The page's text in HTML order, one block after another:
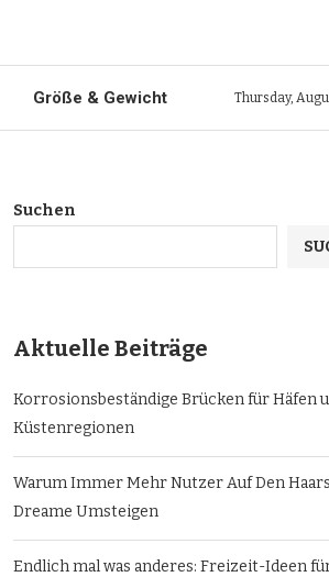
Größe & Gewicht Thursday,
Suchen
Aktuelle Beiträge
Korrosionsbeständige Brücken für Häfen
Küstenregionen
Warum Immer Mehr Nutzer Auf Den
Dreame Umsteigen
Endlich mal was anderes: Freizeit-Ideen